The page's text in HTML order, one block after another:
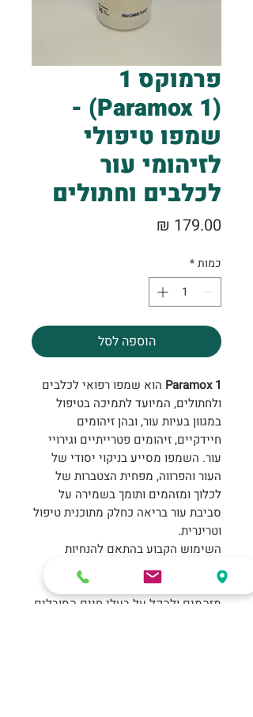
פרמוקס 1
(Paramox 1) -
שמפו טיפולי
לזיהומי עור
לכלבים וחתולים
כמות*
הוספה לסל
Paramox 1 הוא שמפו רפואי לכלבים
ולחתולים, המיועד לתמיכה בטיפול
במגוון בעיות עור, ובהן זיהומים
חיידקיים, זיהומים פטרייתיים וגירויי
עור. השמפו מסייע בניקוי יסודי של
העור והפרווה, מפחית הצטברות של
לכלוך ומזהמים ותומך בשמירה על
סביבת עור בריאה כחלק מתוכנית טיפול
וטרינרית.
השימוש הקבוע בהתאם להנחיות
הווטרינר מסייע לשמור על היגיינת
העור, להפחית עומס של גורמים
מזהמים ולהקל על בעלי חיים הסובלים